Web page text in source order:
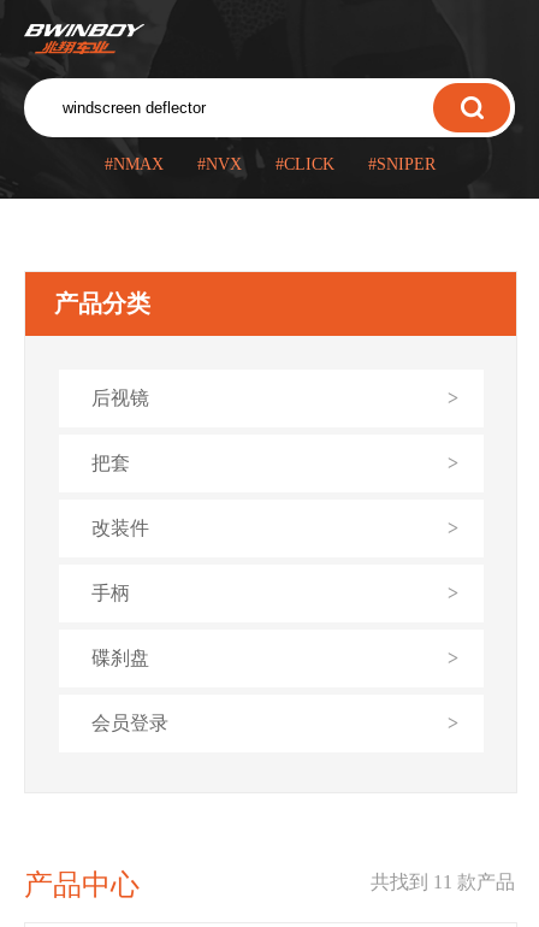
#NMAX #NVX #CLICK #SNIPER
产品分类
>
后视镜
>
把套
>
改装件
>
手柄
>
碟刹盘
>
会员登录
共找到 11 款产品
产品中心